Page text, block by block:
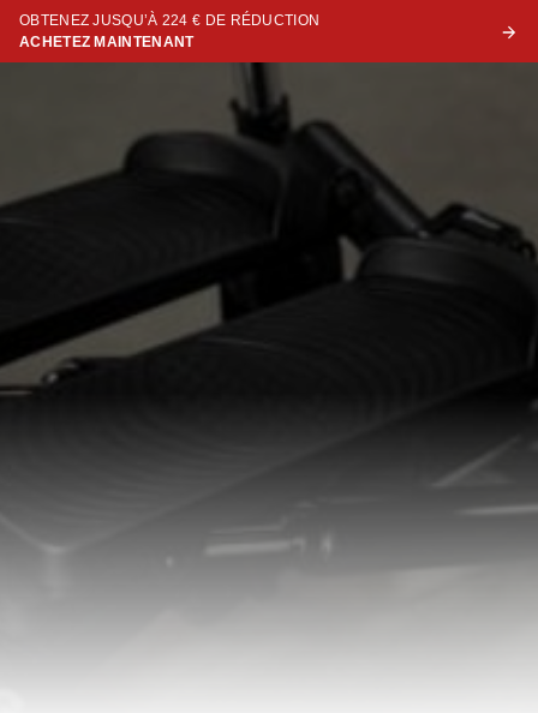
OBTENEZ JUSQU’À 224 € DE RÉDUCTION
ACHETEZ MAINTENANT